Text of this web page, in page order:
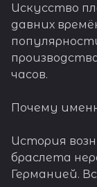
Искусство
давних
часов.
Почему
История
браслета
Германией.